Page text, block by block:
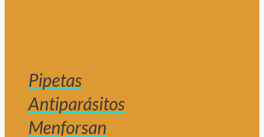
Pipetas
Antiparásitos
Menforsan